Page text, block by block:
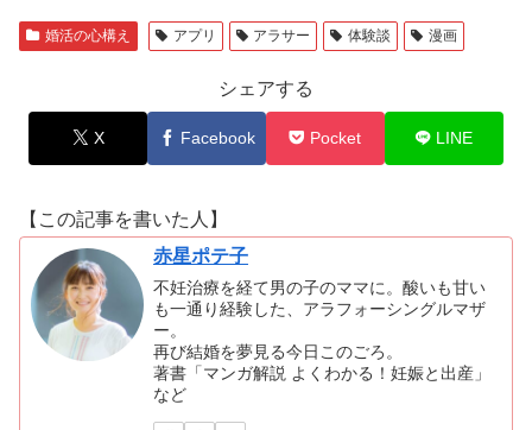
婚活の心構え アプリ アラサー 体験談 漫画
シェアする
X Facebook Pocket LINE
【この記事を書いた人】
赤星ポテ子
不妊治療を経て男の子のママに。酸いも甘い
も一通り経験した、アラフォーシングルマザ
ー。
再び結婚を夢見る今日このごろ。
著書「マンガ解説 よくわかる！妊娠と出産」
など